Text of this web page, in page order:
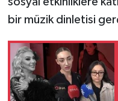
bir müzik dinletisi